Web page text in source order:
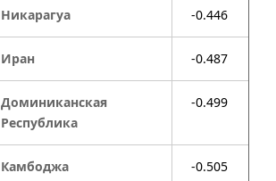
Никарагуа -0.446
Иран -0.487
Доминиканская
Республика
-0.499
Камбоджа -0.505